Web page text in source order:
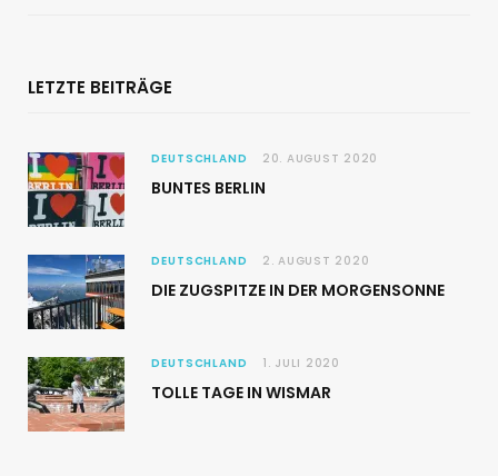
LETZTE BEITRÄGE
DEUTSCHLAND 20. AUGUST 2020
BUNTES BERLIN
DEUTSCHLAND 2. AUGUST 2020
DIE ZUGSPITZE IN DER MORGENSONNE
DEUTSCHLAND 1. JULI 2020
TOLLE TAGE IN WISMAR